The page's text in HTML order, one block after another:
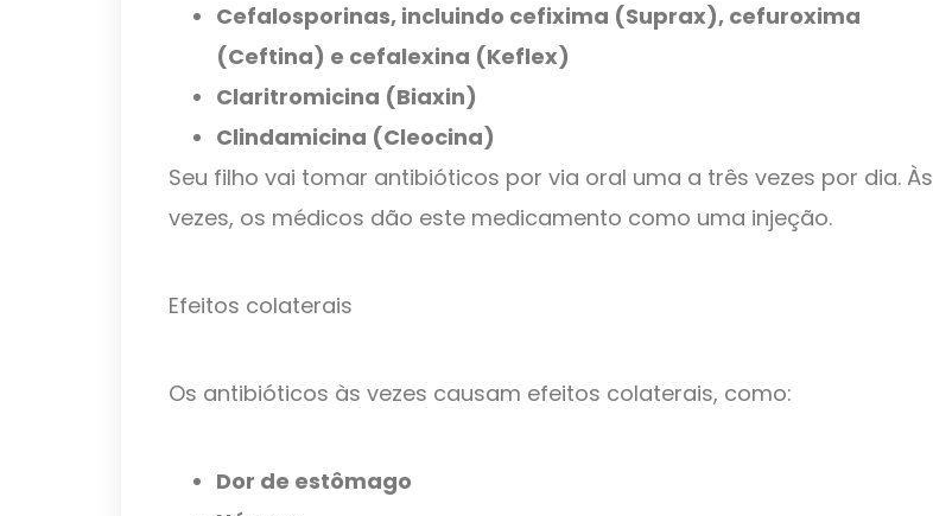
Cefalosporinas, incluindo cefixima (Suprax), cefuroxima
(Ceftina) e cefalexina (Keflex)
Claritromicina (Biaxin)
Clindamicina (Cleocina)
Seu filho vai tomar antibióticos por via oral uma a três vezes por dia. Às
vezes, os médicos dão este medicamento como uma injeção.
Efeitos colaterais
Os antibióticos às vezes causam efeitos colaterais, como:
Dor de estômago